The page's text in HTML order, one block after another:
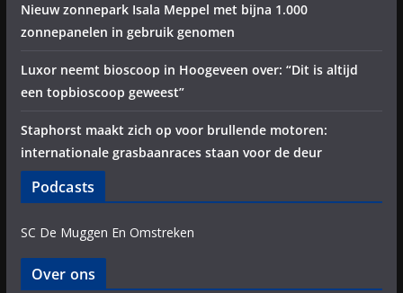
Nieuw zonnepark Isala Meppel met bijna 1.000
zonnepanelen in gebruik genomen
Luxor neemt bioscoop in Hoogeveen over: “Dit is altijd
een topbioscoop geweest”
Staphorst maakt zich op voor brullende motoren:
internationale grasbaanraces staan voor de deur
Podcasts
SC De Muggen En Omstreken
Over ons